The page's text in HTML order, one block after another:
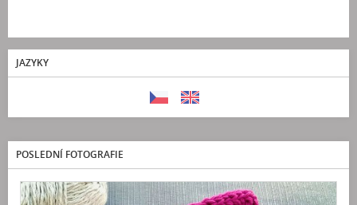
JAZYKY
POSLEDNÍ FOTOGRAFIE